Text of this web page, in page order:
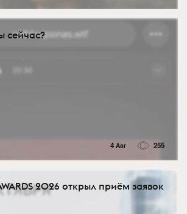
сейчас?
4 Авг 255
2026 открыл приём заявок